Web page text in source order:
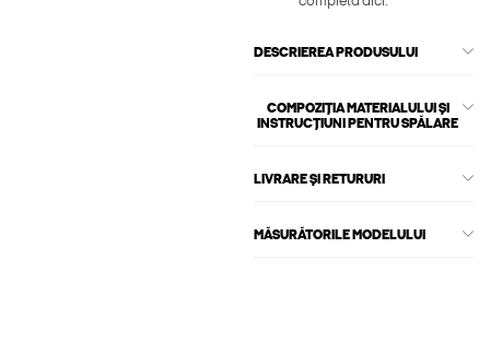
DESCRIEREA PRODUSULUI
COMPOZIȚIA MATERIALULUI ȘI
INSTRUCȚIUNI PENTRU SPĂLARE
LIVRARE ȘI RETURURI
MĂSURĂTORILE MODELULUI